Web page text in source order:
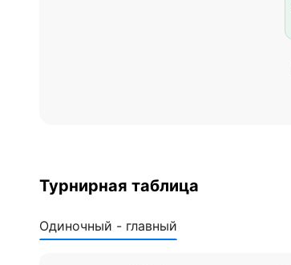
Турнирная таблица
Одиночный - главный